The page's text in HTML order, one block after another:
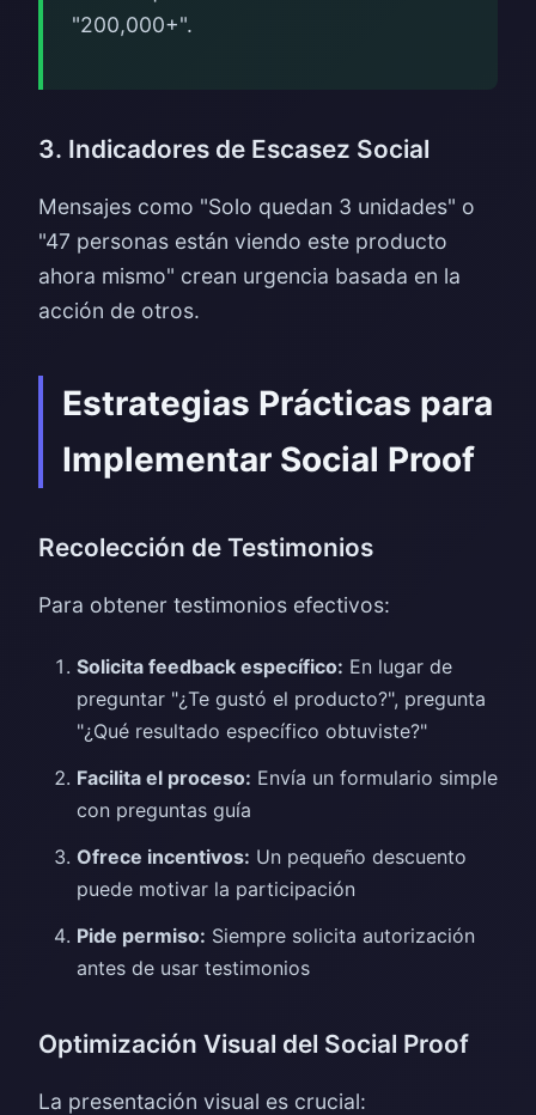
"200,000+".
3. Indicadores de Escasez Social
Mensajes como "Solo quedan 3 unidades" o
"47 personas están viendo este producto
ahora mismo" crean urgencia basada en la
acción de otros.
Estrategias Prácticas para
Implementar Social Proof
Recolección de Testimonios
Para obtener testimonios efectivos:
Solicita feedback específico: En lugar de
preguntar "¿Te gustó el producto?", pregunta
"¿Qué resultado específico obtuviste?"
Facilita el proceso: Envía un formulario simple
con preguntas guía
Ofrece incentivos: Un pequeño descuento
puede motivar la participación
Pide permiso: Siempre solicita autorización
antes de usar testimonios
Optimización Visual del Social Proof
La presentación visual es crucial: